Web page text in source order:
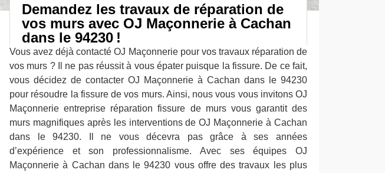
Demandez les travaux de réparation de
vos murs avec OJ Maçonnerie à Cachan
dans le 94230 !
Vous avez déjà contacté OJ Maçonnerie pour vos travaux réparation de
vos murs ? Il ne pas réussit à vous épater puisque la fissure. De ce fait,
vous décidez de contacter OJ Maçonnerie à Cachan dans le 94230
pour résoudre la fissure de vos murs. Ainsi, nous vous vous invitons OJ
Maçonnerie entreprise réparation fissure de murs vous garantit des
murs magnifiques après les interventions de OJ Maçonnerie à Cachan
dans le 94230. Il ne vous décevra pas grâce à ses années
d’expérience et son professionnalisme. Avec ses équipes OJ
Maçonnerie à Cachan dans le 94230 vous offre des travaux les plus